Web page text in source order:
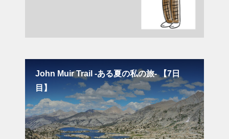
John Muir Trail -ある夏の私の旅- 【7日
目】